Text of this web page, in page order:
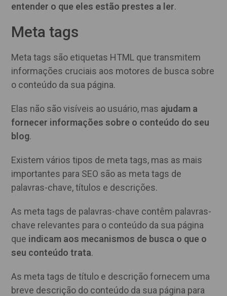
entender o que eles estão prestes a ler.
Meta tags
Meta tags são etiquetas HTML que transmitem
informações cruciais aos motores de busca sobre
o conteúdo da sua página.
Elas não são visíveis ao usuário, mas ajudam a
fornecer informações sobre o conteúdo do seu
blog.
Existem vários tipos de meta tags, mas as mais
importantes para SEO são as meta tags de
palavras-chave, títulos e descrições.
As meta tags de palavras-chave contêm palavras-
chave relevantes para o conteúdo da sua página
que indicam aos mecanismos de busca o que o
seu conteúdo trata.
As meta tags de título e descrição fornecem uma
breve descrição do conteúdo da sua página para